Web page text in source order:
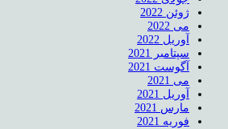
ژوئن 2022
می 2022
آوریل 2022
سپتامبر 2021
آگوست 2021
می 2021
آوریل 2021
مارس 2021
فوریه 2021